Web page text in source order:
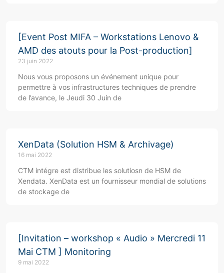
[Event Post MIFA – Workstations Lenovo &
AMD des atouts pour la Post-production]
23 juin 2022
Nous vous proposons un événement unique pour
permettre à vos infrastructures techniques de prendre
de l’avance, le Jeudi 30 Juin de
XenData (Solution HSM & Archivage)
16 mai 2022
CTM intégre est distribue les solutiosn de HSM de
Xendata. XenData est un fournisseur mondial de solutions
de stockage de
[Invitation – workshop « Audio » Mercredi 11
Mai CTM ] Monitoring
9 mai 2022